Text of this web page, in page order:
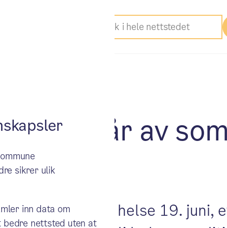
går av
som byråd for helse 19. juni,
sikrer ulik
inn data om
bedre nettsted uten at